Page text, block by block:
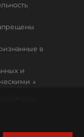
в
и
↓